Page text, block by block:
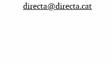
directa@directa.cat